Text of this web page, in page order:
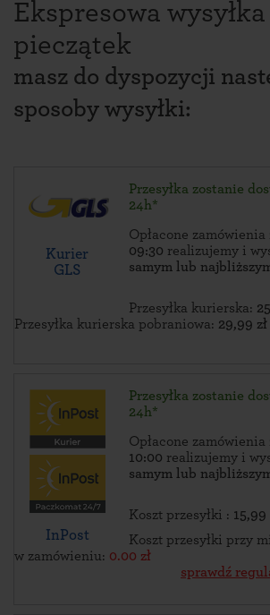
Ekspresowa wysyłka
pieczątek
masz do dyspozycji
sposoby wysyłki:
Kurier
GLS
Przesyłka zostanie
24h*
Opłacone zamówienia
09:30 realizujemy i
samym lub
Przesyłka kurierska:
Przesyłka kurierska pobraniowa: 29,99
InPost
Przesyłka zostanie
24h*
Opłacone zamówienia
10:00 realizujemy i
samym lub
Koszt przesyłki :
Koszt przesyłki przy
w zamówieniu: 0.00 zł
sprawdź